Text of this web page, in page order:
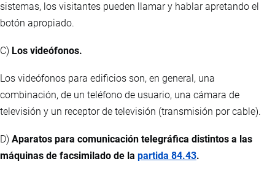
sistemas, los visitantes pueden llamar y hablar apretando el
botón apropiado.
C) Los videófonos.
Los videófonos para edificios son, en general, una
combinación, de un teléfono de usuario, una cámara de
televisión y un receptor de televisión (transmisión por cable).
D) Aparatos para comunicación telegráfica distintos a las
máquinas de facsimilado de la partida 84.43.